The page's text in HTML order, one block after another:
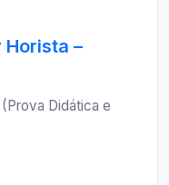
–
Didática e